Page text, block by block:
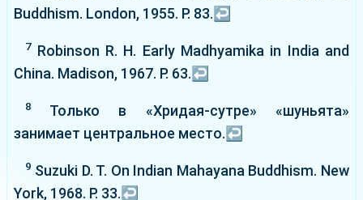
Buddhism. London, 1955. P. 83.↩
7Robinson R. H. Early Madhyamika in India and
China. Madison, 1967. P. 63.↩
8
Только в «Хридая-сутре» «шуньята»
занимает центральное место.↩
9 Suzuki D. T. On Indian Mahayana Buddhism. New
York, 1968. P. 33.↩